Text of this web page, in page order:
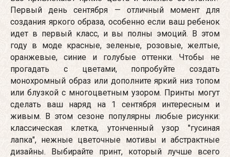
Первый день сентября — отличный момент для
создания яркого образа, особенно если ваш ребенок
идет в первый класс, и вы полны эмоций. В этом
году в моде красные, зеленые, розовые, желтые,
оранжевые, синие и голубые оттенки. Чтобы не
прогадать с цветами, попробуйте создать
монохромный образ или дополните яркий низ топом
или блузкой с многоцветным узором. Принты могут
сделать ваш наряд на 1 сентября интересным и
живым. В этом сезоне популярны любые рисунки:
классическая клетка, утонченный узор "гусиная
лапка", нежные цветочные мотивы и абстрактные
дизайны. Выбирайте принт, который лучше всего